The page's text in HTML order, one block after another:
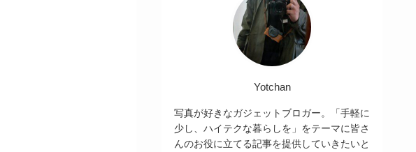
Yotchan
写真が好きなガジェットブロガー。「手軽に
少し、ハイテクな暮らしを」をテーマに皆さ
んのお役に立てる記事を提供していきたいと